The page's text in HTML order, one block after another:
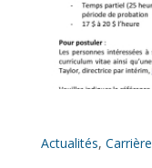
Actualités, Carrière